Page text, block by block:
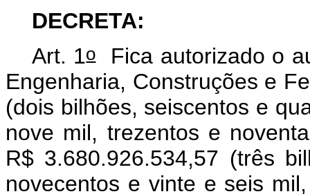
DECRETA:
Art. 1oFica autorizado o
Engenharia, Construções e
(dois bilhões, seiscentos e
nove mil, trezentos e
R$ 3.680.926.534,57 (três
novecentos e vinte e seis